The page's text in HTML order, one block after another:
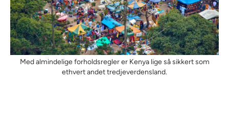
Med almindelige forholdsregler er Kenya lige så sikkert som
ethvert andet tredjeverdensland.